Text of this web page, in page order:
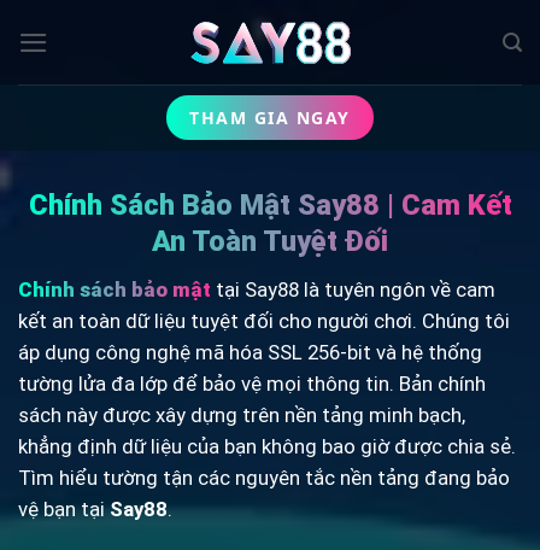
qua
nội
THAM GIA NGAY
Chính Sách Bảo Mật Say88 | Cam Kết
An Toàn Tuyệt Đối
Chính sách bảo mật tại Say88 là tuyên ngôn về cam
kết an toàn dữ liệu tuyệt đối cho người chơi. Chúng tôi
áp dụng công nghệ mã hóa SSL 256-bit và hệ thống
tường lửa đa lớp để bảo vệ mọi thông tin. Bản chính
sách này được xây dựng trên nền tảng minh bạch,
khẳng định dữ liệu của bạn không bao giờ được chia sẻ.
Tìm hiểu tường tận các nguyên tắc nền tảng đang bảo
vệ bạn tạiSay88.